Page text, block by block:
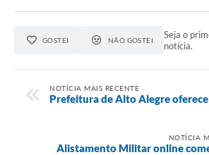
GOSTEI NÃO GOSTEI
Seja o
notícia.
NOTÍCIA MAIS RECENTE
Prefeitura de Alto Alegre
NOTÍCIA
Alistamento Militar online